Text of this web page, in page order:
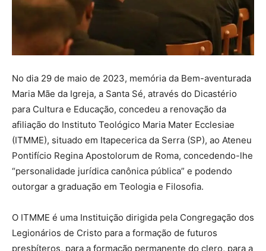
No dia 29 de maio de 2023, memória da Bem-aventurada
Maria Mãe da Igreja, a Santa Sé, através do Dicastério
para Cultura e Educação, concedeu a renovação da
afiliação do Instituto Teológico Maria Mater Ecclesiae
(ITMME), situado em Itapecerica da Serra (SP), ao Ateneu
Pontifício Regina Apostolorum de Roma, concedendo-lhe
“personalidade jurídica canônica pública” e podendo
outorgar a graduação em Teologia e Filosofia.
O ITMME é uma Instituição dirigida pela Congregação dos
Legionários de Cristo para a formação de futuros
presbíteros, para a formação permanente do clero, para a